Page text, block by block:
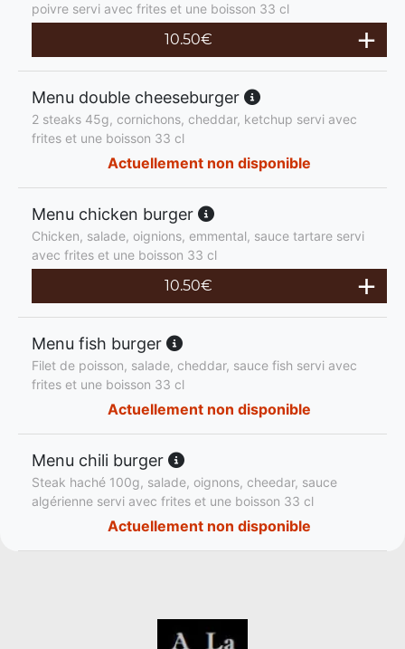
poivre servi avec frites et une boisson 33 cl
10.50€
Menu double cheeseburger
2 steaks 45g, cornichons, cheddar, ketchup servi avec
frites et une boisson 33 cl
Actuellement non disponible
Menu chicken burger
Chicken, salade, oignions, emmental, sauce tartare servi
avec frites et une boisson 33 cl
10.50€
Menu fish burger
Filet de poisson, salade, cheddar, sauce fish servi avec
frites et une boisson 33 cl
Actuellement non disponible
Menu chili burger
Steak haché 100g, salade, oignons, cheedar, sauce
algérienne servi avec frites et une boisson 33 cl
Actuellement non disponible